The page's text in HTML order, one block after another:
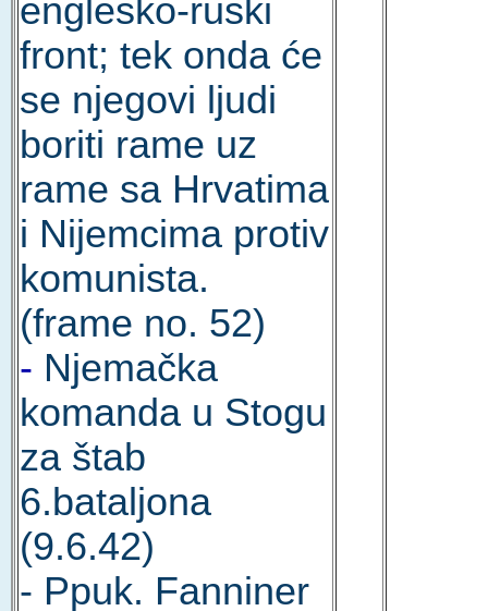
englesko-ruski
front; tek onda će
se njegovi ljudi
boriti rame uz
rame sa Hrvatima
i Nijemcima protiv
komunista.
(frame no. 52)
- Njemačka
komanda u Stogu
za štab
6.bataljona
(9.6.42)
- Ppuk. Fanniner